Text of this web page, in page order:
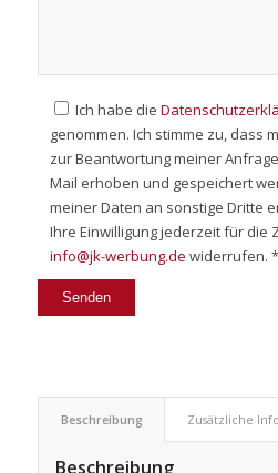
Ich habe die
genommen. Ich stimme zu, dass
zur Beantwortung meiner
Mail erhoben und gespeichert
meiner Daten an sonstige Dritte
Ihre Einwilligung jederzeit für die
info@jk-werbung.de widerrufen. *
Beschreibung Zusätzliche
Beschreibung